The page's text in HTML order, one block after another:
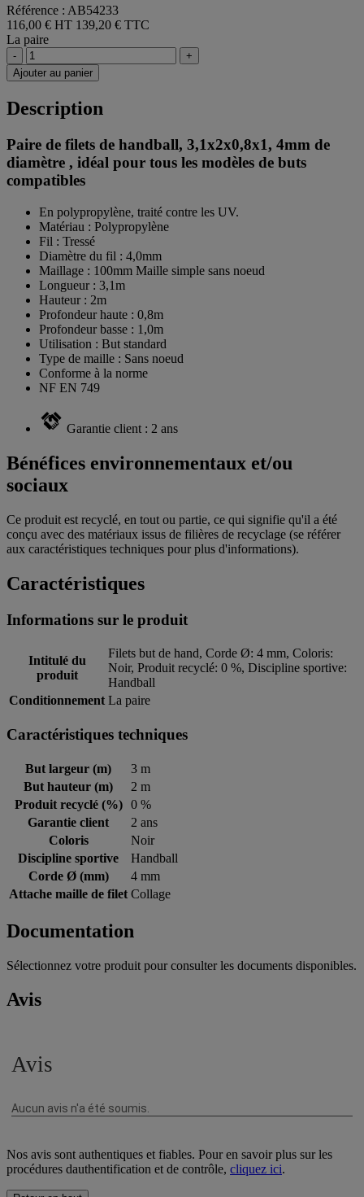
Référence : AB54233
116,00 € HT 139,20 € TTC
La paire
-
+
Ajouter au panier
Description
Paire de filets de handball, 3,1x2x0,8x1, 4mm de
diamètre , idéal pour tous les modèles de buts
compatibles
En polypropylène, traité contre les UV.
Matériau : Polypropylène
Fil : Tressé
Diamètre du fil : 4,0mm
Maillage : 100mm Maille simple sans noeud
Longueur : 3,1m
Hauteur : 2m
Profondeur haute : 0,8m
Profondeur basse : 1,0m
Utilisation : But standard
Type de maille : Sans noeud
Conforme à la norme
NF EN 749
Garantie client : 2 ans
Bénéfices environnementaux et/ou
sociaux
Ce produit est recyclé, en tout ou partie, ce qui signifie qu'il a été
conçu avec des matériaux issus de filières de recyclage (se référer
aux caractéristiques techniques pour plus d'informations).
Caractéristiques
Informations sur le produit
Intitulé du
produit
Filets but de hand, Corde Ø: 4 mm, Coloris:
Noir, Produit recyclé: 0 %, Discipline sportive:
Handball
Conditionnement La paire
Caractéristiques techniques
But largeur (m)
3 m
But hauteur (m)
2 m
Produit recyclé (%)
0 %
Garantie client
2 ans
Coloris
Noir
Discipline sportive
Handball
Corde Ø (mm)
4 mm
Attache maille de filet Collage
Documentation
Sélectionnez votre produit pour consulter les documents disponibles.
Avis
Nos avis sont authentiques et fiables. Pour en savoir plus sur les
procédures dauthentification et de contrôle, cliquez ici.